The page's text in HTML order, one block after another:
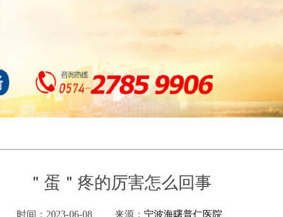
＂蛋＂疼的厉害怎么回事
时间：2023-06-08 来源： 宁波海曙普仁医院